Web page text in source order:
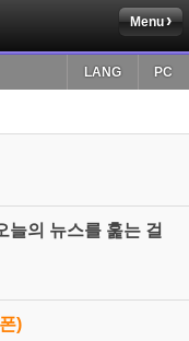
Menu
PC
LANG
늘의 뉴스를 훑는 걸
)
5
5